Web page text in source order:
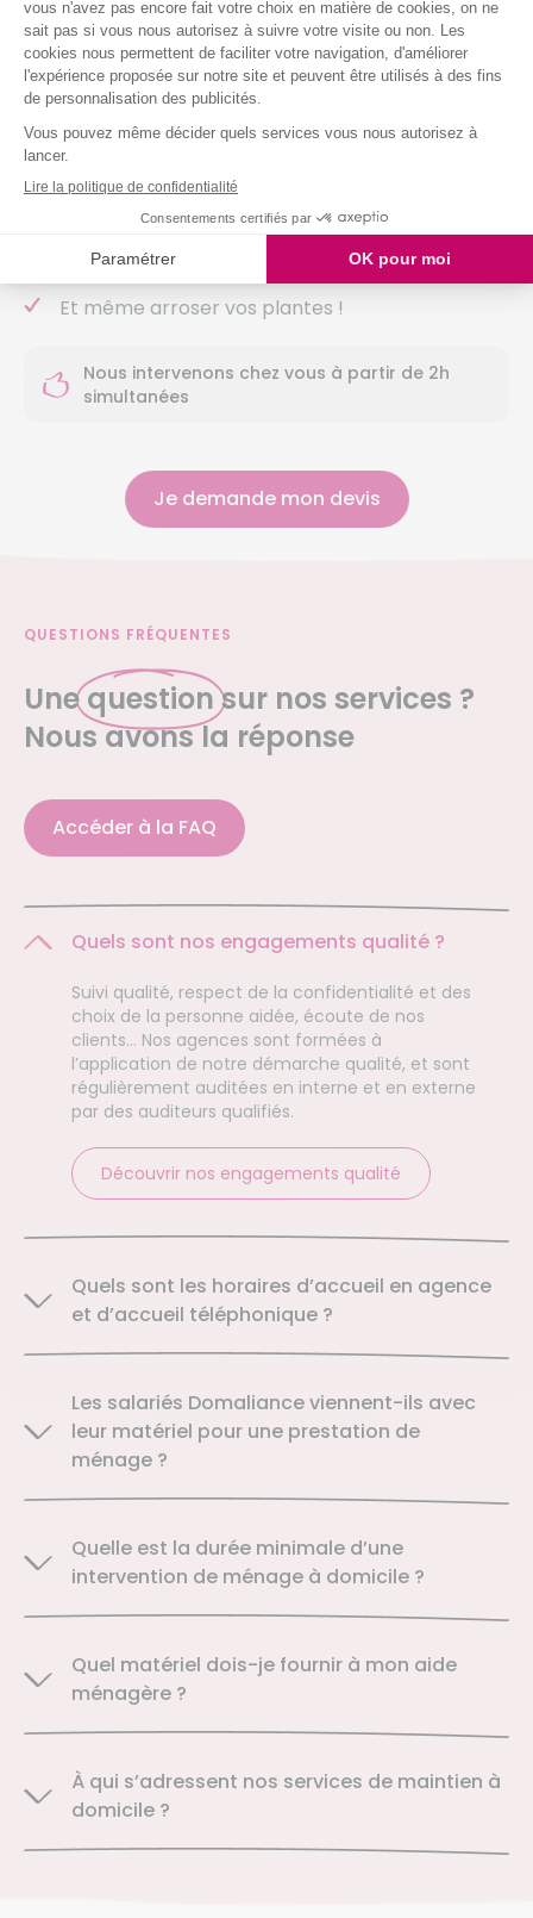
Dépoussiérer et ranger selon vos habitudes
Nettoyer vos sols (carrelage, parquet,
moquette, etc.)
Entretenir votre salle de bain
Entretenir vos sanitaires
Nettoyer vos vitres
Laver votre vaisselle
Et même arroser vos plantes !
Nous intervenons chez vous à partir de 2h
simultanées
Je demande mon devis
QUESTIONS FRÉQUENTES
Une question sur nos services ?
Nous avons la réponse
Accéder à la FAQ
Quels sont nos engagements qualité ?
Suivi qualité, respect de la confidentialité et des
choix de la personne aidée, écoute de nos
clients… Nos agences sont formées à
l’application de notre démarche qualité, et sont
régulièrement auditées en interne et en externe
par des auditeurs qualifiés.
Découvrir nos engagements qualité
Quels sont les horaires d’accueil en agence
et d’accueil téléphonique ?
Les salariés Domaliance viennent-ils avec
leur matériel pour une prestation de
ménage ?
Quelle est la durée minimale d’une
intervention de ménage à domicile ?
Quel matériel dois-je fournir à mon aide
ménagère ?
À qui s’adressent nos services de maintien à
domicile ?